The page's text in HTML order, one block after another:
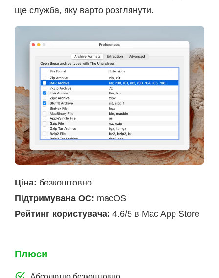
ще служба, яку варто розглянути.
Ціна: безкоштовно
Підтримувана ОС: macOS
Рейтинг користувача: 4.6/5 в Mac App Store
Плюси